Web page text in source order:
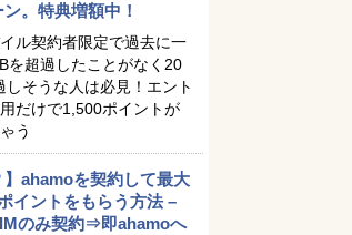
。特典増額中！
ル契約者限定で過去に一
を超過したことがなく20
しそうな人は必見！エント
だけで1,500ポイントが
う
】ahamoを契約して最大
イントをもらう方法 –
のみ契約⇒即ahamoへ